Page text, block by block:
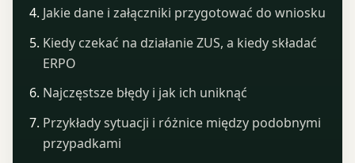
Jakie dane i załączniki przygotować do wniosku
Kiedy czekać na działanie ZUS, a kiedy składać
ERPO
Najczęstsze błędy i jak ich uniknąć
Przykłady sytuacji i różnice między podobnymi
przypadkami